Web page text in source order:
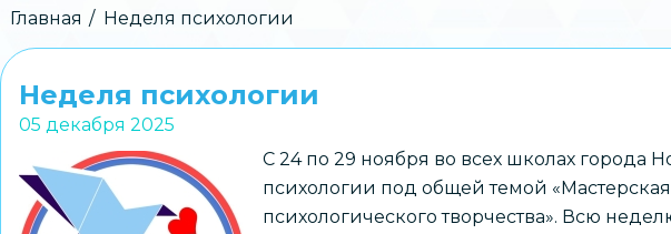
Строка
навигации
Главная Неделя психологии
Неделя психологии
05 декабря 2025
С 24 по 29 ноября во всех школах города
психологии под общей темой
психологического творчества». Всю